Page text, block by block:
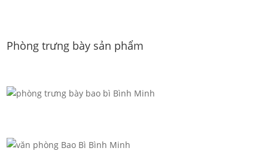
Phòng trưng bày sản phẩm